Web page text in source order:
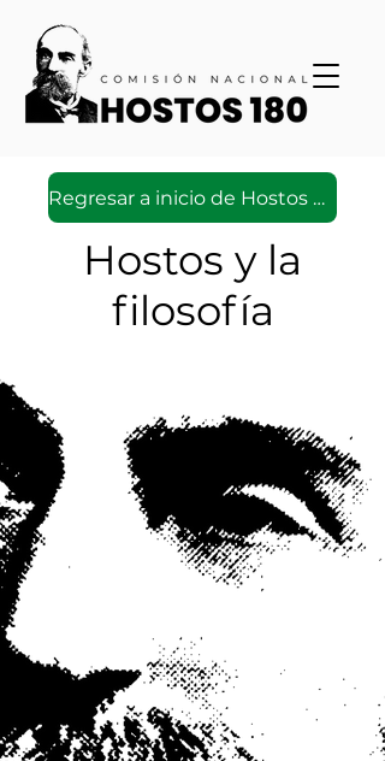
Regresar a inicio de Hostos Virtual
Hostos y la
filosofía